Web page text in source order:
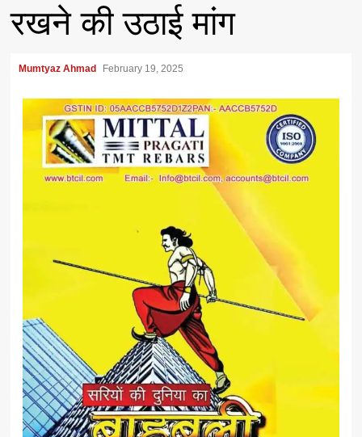
रखने की उठाई मांग
Mumtyaz Ahmad February 19, 2025